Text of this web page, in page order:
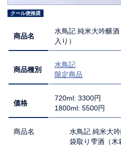
クール便推奨
商品名
水鳥記 純米大吟醸
入り）
商品種別
水鳥記
限定商品
価格
720ml: 3300円
1800ml: 5500円
商品名 水鳥記 純米大吟
袋取り雫酒（木箱